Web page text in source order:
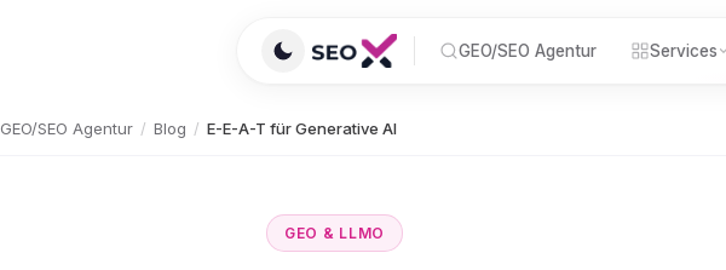
GEO/SEO Agentur Services
GEO/SEO Agentur / Blog / E-E-A-T für Generative AI
GEO & LLMO